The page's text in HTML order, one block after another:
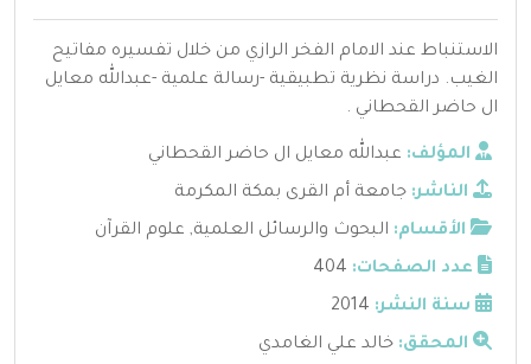
الاستنباط عند الامام الفخر الرازي من خلال تفسيره مفاتيح
الغيب. دراسة نظرية تطبيقية -رسالة علمية -عبدالله معايل
ال حاضر القحطاني .
المؤلف: عبدالله معايل ال حاضر القحطاني
الناشر: جامعة أم القرى بمكة المكرمة
الأقسام: البحوث والرسائل العلمية, علوم القرآن
عدد الصفحات: 404
سنة النشر: 2014
المحقق: خالد علي الغامدي